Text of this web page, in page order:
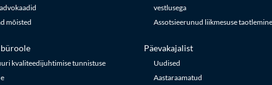
mõisted
vestlusega
Assotsieerunud liikmesuse
kvaliteedijuhtimise tunnistuse
Päevakajalist
Uudised
Aastaraamatud